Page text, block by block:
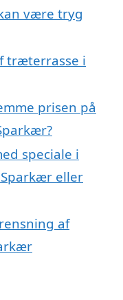
være tryg
træterrasse i
prisen på
speciale i
eller
af